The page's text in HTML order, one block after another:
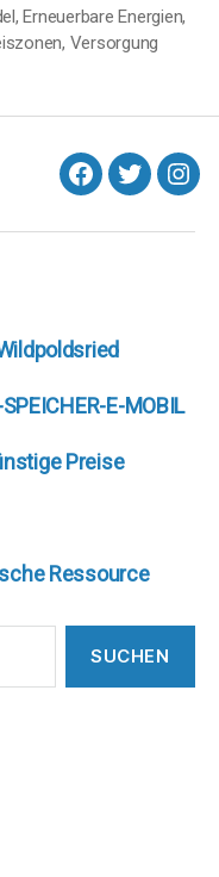
,Erneuerbare Energien,
, Versorgung
facebook
Twitter
E-MOBIL
Preise
Ressource